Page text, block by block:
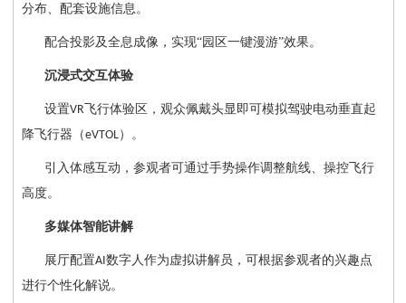
分布、配套设施信息。
配合投影及全息成像，实现“园区一键漫游”效果。
沉浸式交互体验
设置VR 飞行体验区，观众佩戴头显即可模拟驾驶电动垂直起
降飞行器（eVTOL）。
引入体感互动，参观者可通过手势操作调整航线、操控飞行
高度。
多媒体智能讲解
展厅配置AI 数字人作为虚拟讲解员，可根据参观者的兴趣点
进行个性化解说。